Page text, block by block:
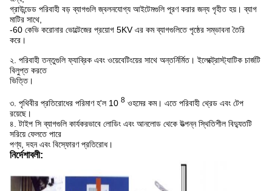
গ্রাউন্ডেড পরিবাহী বড় ব্যাগগুলি জ্বলনযোগ্য আইটেমগুলি পূরণ করার জন্য গৃহীত হয়। ব্যাগ
মাটির সাথে,
-60 কেভি করোনার ভোল্টেজের প্রয়োগ 5KV এর কম ব্যাগগুলিতে পৃষ্ঠের সম্ভাবনা তৈরি
করে।
২. পরিবাহী তন্তুগুলি ফ্যাব্রিক এবং ওয়েবেটিংয়ের সাথে অন্তর্নির্মিত। ইলেক্ট্রোস্ট্যাটিক চার্জটি
বিলুপ্ত করতে
ভিত্তি।
৩. পৃথিবীর প্রতিরোধের পরিমাণ হ'ল 10 8 ওহমের কম। এতে পরিবাহী থ্রেড এবং টেপ
রয়েছে।
৪. টাইপ সি ব্যাগগুলি কার্যকরভাবে লোডিং এবং আনলোড থেকে উত্পন্ন স্থিতিশীল বিদ্যুতটি
সরিয়ে ফেলতে পারে
পণ্য, দহন এবং বিস্ফোরণ প্রতিরোধ।
নির্দেশাবলী: